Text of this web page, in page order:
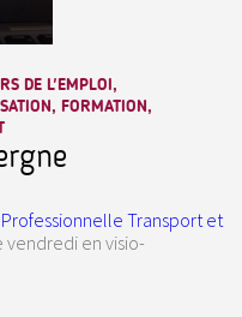
DE L'EMPLOI,
FORMATION,
Transport et
vendredi en visio-